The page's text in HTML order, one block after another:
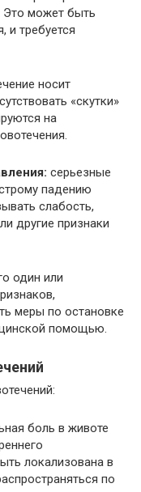
Это может быть
и требуется
носит
«скутки»
на
серьезные
падению
слабость,
другие признаки
один или
меры по остановке
помощью.
боль в животе
локализована в
по